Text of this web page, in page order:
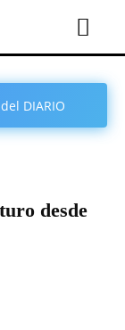
DIARIO
desde